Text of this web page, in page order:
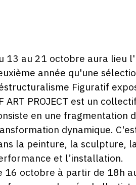
Route
de
la
75012
Paris
13 au 21 octobre aura lieu
année qu'une
Figuratif
ART PROJECT est un
en une fragmentation
dynamique.
la peinture, la sculpture,
et l’installation.
16 octobre à partir de 18h